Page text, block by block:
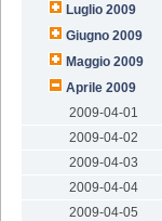
Luglio 2009
Giugno 2009
Maggio 2009
Aprile 2009
2009-04-01
2009-04-02
2009-04-03
2009-04-04
2009-04-05